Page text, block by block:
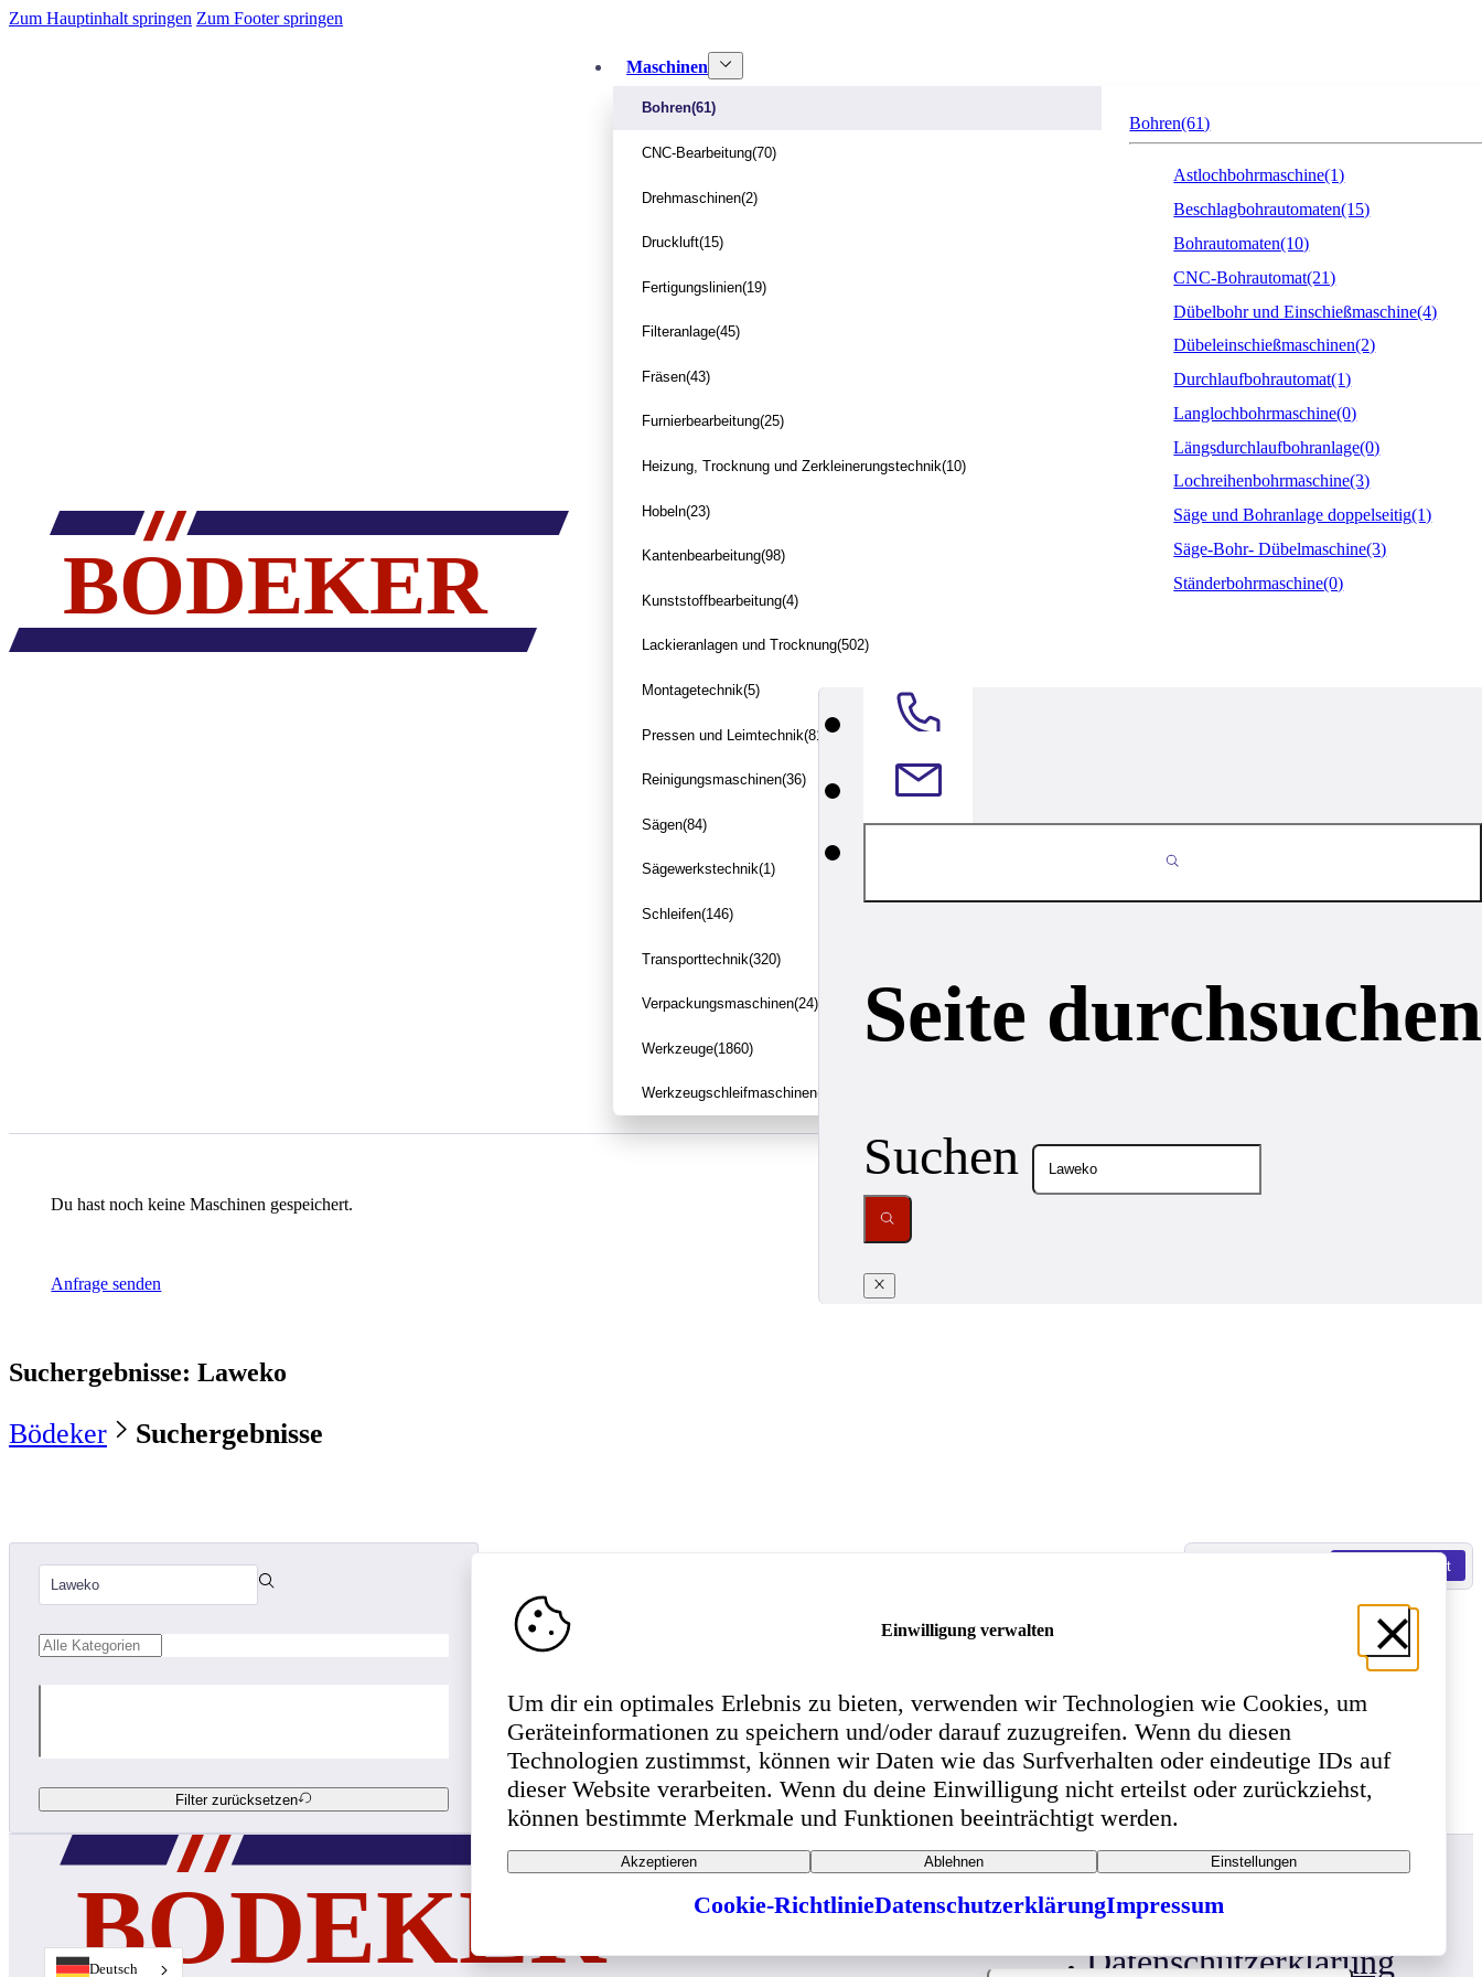
Einwilligung verwalten
Um dir ein optimales Erlebnis zu bieten, verwenden wir Technologien wie Cookies, um
Geräteinformationen zu speichern und/oder darauf zuzugreifen. Wenn du diesen
Technologien zustimmst, können wir Daten wie das Surfverhalten oder eindeutige IDs auf
dieser Website verarbeiten. Wenn du deine Einwilligung nicht erteilst oder zurückziehst,
können bestimmte Merkmale und Funktionen beeinträchtigt werden.
Akzeptieren Ablehnen Einstellungen
Cookie-RichtlinieDatenschutzerklärungImpressum
Zum Hauptinhalt springen Zum Footer springen
Maschinen
Bohren(61)
CNC-Bearbeitung(70)
Drehmaschinen(2)
Druckluft(15)
Fertigungslinien(19)
Filteranlage(45)
Fräsen(43)
Furnierbearbeitung(25)
Heizung, Trocknung und Zerkleinerungstechnik(10)
Hobeln(23)
Kantenbearbeitung(98)
Kunststoffbearbeitung(4)
Lackieranlagen und Trocknung(502)
Montagetechnik(5)
Pressen und Leimtechnik(81)
Reinigungsmaschinen(36)
Sägen(84)
Sägewerkstechnik(1)
Schleifen(146)
Transporttechnik(320)
Verpackungsmaschinen(24)
Werkzeuge(1860)
Werkzeugschleifmaschinen(3)
Bohren(61)
Astlochbohrmaschine(1)
Beschlagbohrautomaten(15)
Bohrautomaten(10)
CNC-Bohrautomat(21)
Dübelbohr und Einschießmaschine(4)
Dübeleinschießmaschinen(2)
Durchlaufbohrautomat(1)
Langlochbohrmaschine(0)
Längsdurchlaufbohranlage(0)
Lochreihenbohrmaschine(3)
Säge und Bohranlage doppelseitig(1)
Säge-Bohr- Dübelmaschine(3)
Ständerbohrmaschine(0)
Seite durchsuchen
Suchen
Du hast noch keine Maschinen gespeichert.
Anfrage senden
Suchergebnisse: Laweko
Bödeker Suchergebnisse
Filter zurücksetzen
Listen-Ansicht
Mehr Maschinen Laden
Deutsch
Bödeker GmbH
32469 Petershagen OT Lahde
Impressum
Datenschutzerklärung